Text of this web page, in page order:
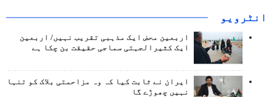
انٹرويو
اربعین محض ایک مذہبی تقریب نہیں/ اربعین
ایک کثیرالجہتی سماجی حقیقت بن چکا ہے
ایران نے ثابت کیا کہ وہ مزاحمتی بلاک کو تنہا
نہیں چھوڑے گا